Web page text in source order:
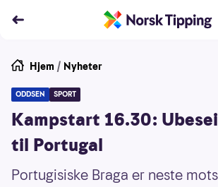
Hjem / Nyheter
ODDSEN SPORT
Kampstart 16.30:
til Portugal
Portugisiske Braga er neste